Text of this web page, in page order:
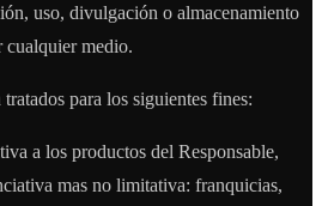
uso, divulgación o almacenamiento
cualquier medio.
para los siguientes fines:
a los productos del Responsable,
mas no limitativa: franquicias,